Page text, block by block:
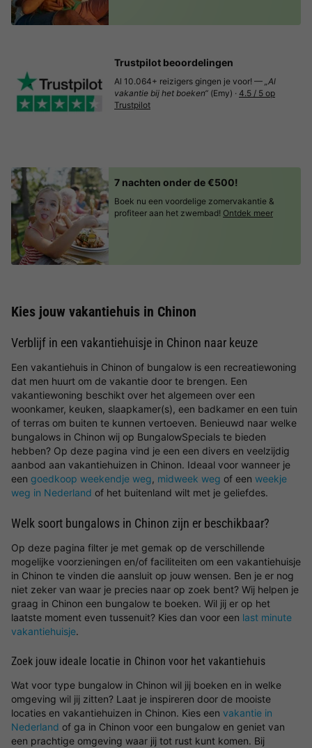
Trustpilot beoordelingen
Al 10.064+ reizigers gingen je voor! — „Al
vakantie bij het boeken“ (Emy) · 4.5 / 5 op
Trustpilot
7 nachten onder de €500!
Boek nu een voordelige zomervakantie &
profiteer aan het zwembad! Ontdek meer
Kies jouw vakantiehuis in Chinon
Verblijf in een vakantiehuisje in Chinon naar keuze
Een vakantiehuis in Chinon of bungalow is een recreatiewoning
dat men huurt om de vakantie door te brengen. Een
vakantiewoning beschikt over het algemeen over een
woonkamer, keuken, slaapkamer(s), een badkamer en een tuin
of terras om buiten te kunnen vertoeven. Benieuwd naar welke
bungalows in Chinon wij op BungalowSpecials te bieden
hebben? Op deze pagina vind je een een divers en veelzijdig
aanbod aan vakantiehuizen in Chinon. Ideaal voor wanneer je
een goedkoop weekendje weg, midweek weg of een weekje
weg in Nederland of het buitenland wilt met je geliefdes.
Welk soort bungalows in Chinon zijn er beschikbaar?
Op deze pagina filter je met gemak op de verschillende
mogelijke voorzieningen en/of faciliteiten om een vakantiehuisje
in Chinon te vinden die aansluit op jouw wensen. Ben je er nog
niet zeker van waar je precies naar op zoek bent? Wij helpen je
graag in Chinon een bungalow te boeken. Wil jij er op het
laatste moment even tussenuit? Kies dan voor een last minute
vakantiehuisje.
Zoek jouw ideale locatie in Chinon voor het vakantiehuis
Wat voor type bungalow in Chinon wil jij boeken en in welke
omgeving wil jij zitten? Laat je inspireren door de mooiste
locaties en vakantiehuizen in Chinon. Kies een vakantie in
Nederland of ga in Chinon voor een bungalow en geniet van
een prachtige omgeving waar jij tot rust kunt komen. Bij